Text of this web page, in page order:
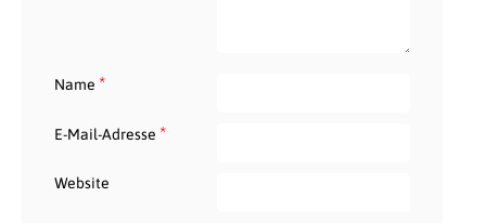
Name *
E-Mail-Adresse *
Website